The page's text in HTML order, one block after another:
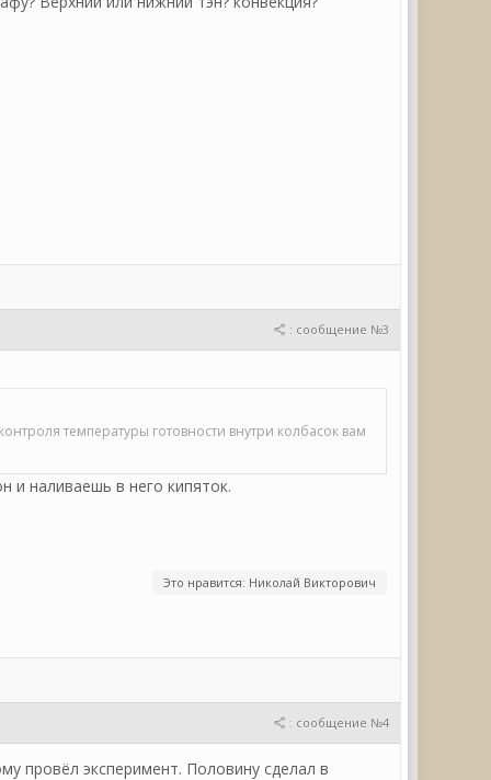
: сообщение №3
температуры готовности внутри колбасок вам
и наливаешь в него кипяток.
Это нравится: Николай Викторович
: сообщение №4
провёл эксперимент. Половину сделал в